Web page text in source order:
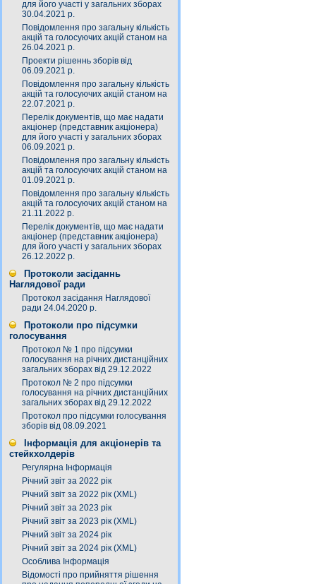
для його участі у загальних зборах
30.04.2021 р.
Повідомлення про загальну кількість
акцій та голосуючих акцій станом на
26.04.2021 р.
Проекти рішеннь зборів від
06.09.2021 р.
Повідомлення про загальну кількість
акцій та голосуючих акцій станом на
22.07.2021 р.
Перелік документів, що має надати
акціонер (представник акціонера)
для його участі у загальних зборах
06.09.2021 р.
Повідомлення про загальну кількість
акцій та голосуючих акцій станом на
01.09.2021 р.
Повідомлення про загальну кількість
акцій та голосуючих акцій станом на
21.11.2022 р.
Перелік документів, що має надати
акціонер (представник акціонера)
для його участі у загальних зборах
26.12.2022 р.
Протоколи засіданнь
Наглядової ради
Протокол засідання Наглядової
ради 24.04.2020 р.
Протоколи про підсумки
голосування
Протокол № 1 про підсумки
голосування на річних дистанційних
загальних зборах від 29.12.2022
Протокол № 2 про підсумки
голосування на річних дистанційних
загальних зборах від 29.12.2022
Протокол про підсумки голосування
зборів від 08.09.2021
Інформація для акціонерів та
стейкхолдерів
Регулярна Інформація
Річний звіт за 2022 рік
Річний звіт за 2022 рік (XML)
Річний звіт за 2023 рік
Річний звіт за 2023 рік (XML)
Річний звіт за 2024 рік
Річний звіт за 2024 рік (XML)
Особлива Інформація
Відомості про прийняття рішення